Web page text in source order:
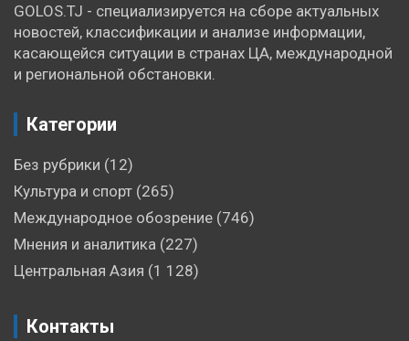
GOLOS.TJ - специализируется на сборе актуальных
новостей, классификации и анализе информации,
касающейся ситуации в странах ЦА, международной
и региональной обстановки.
Категории
Без рубрики (12)
Культура и спорт (265)
Международное обозрение (746)
Мнения и аналитика (227)
Центральная Азия (1 128)
Контакты